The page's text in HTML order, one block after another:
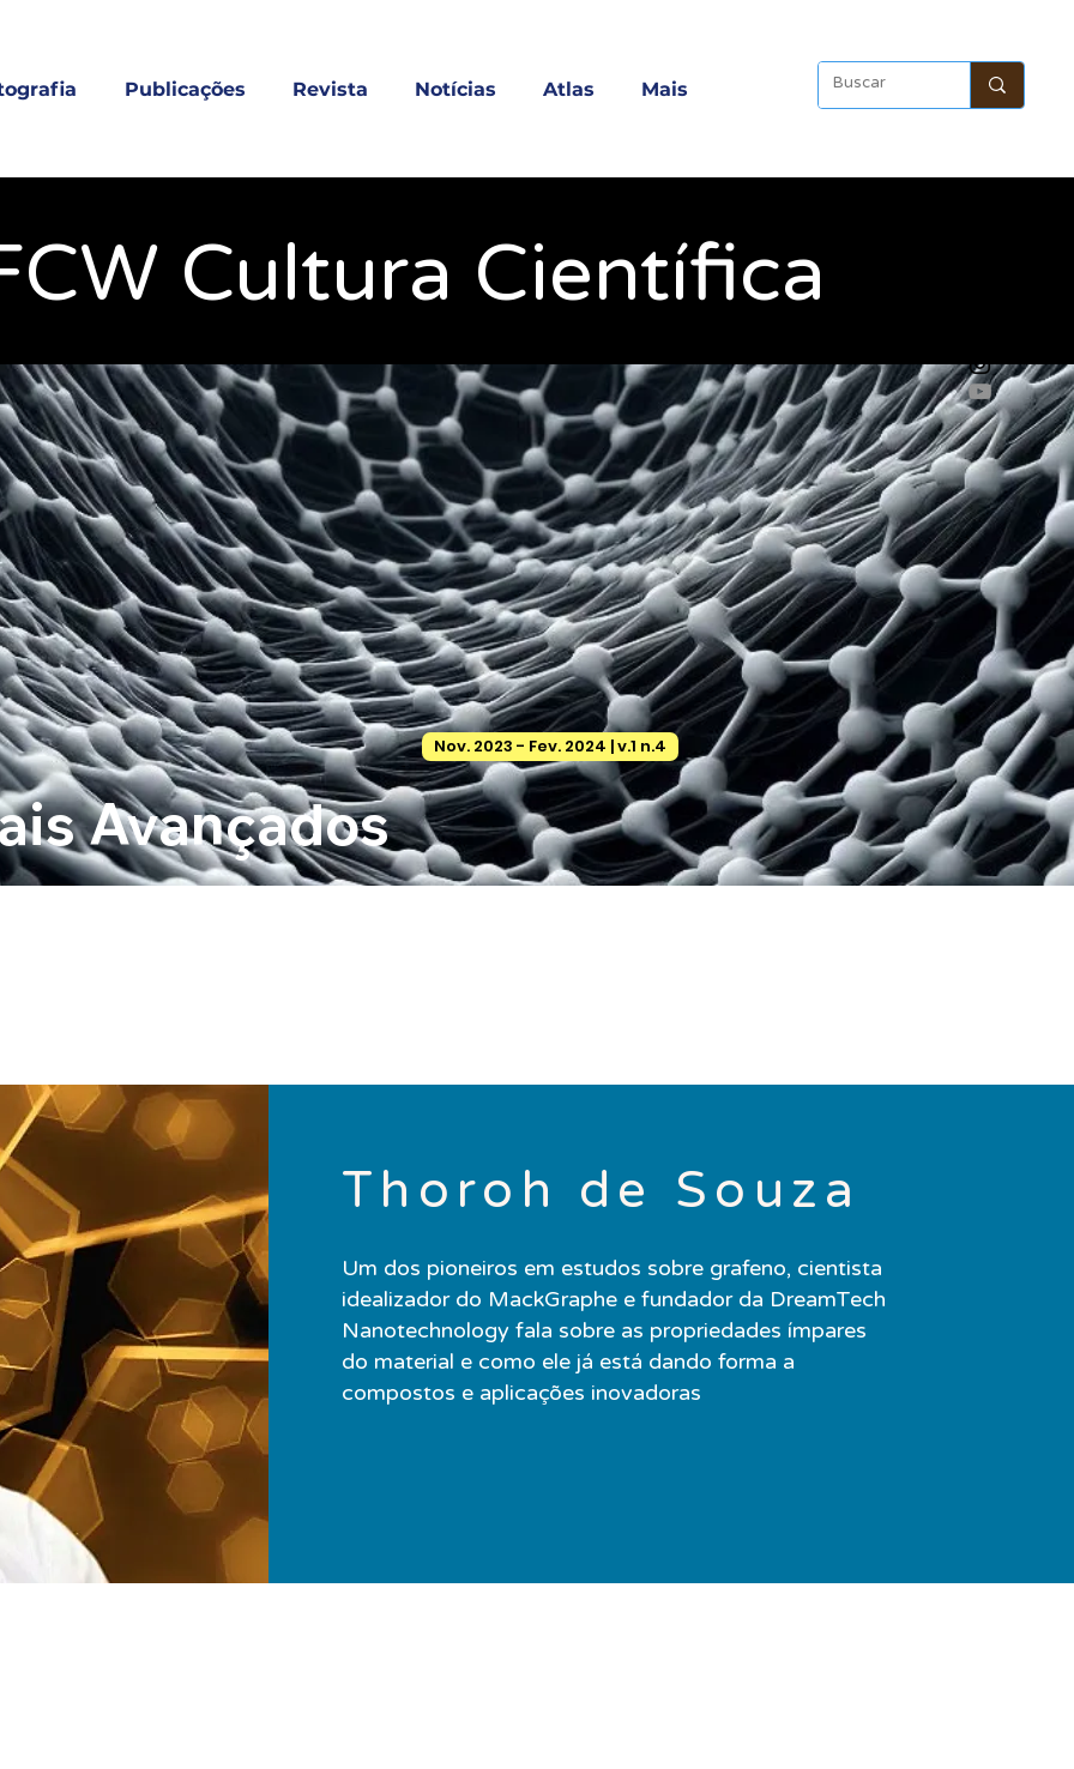
Publicações Revista Notícias Atlas Mais
Cultura Científica
Nov. 2023 - Fev. 2024 | v.1 n.4
Avançados
Thoroh de Souza
Um dos pioneiros em estudos sobre grafeno, cientista
idealizador do MackGraphe e fundador da DreamTech
Nanotechnology fala sobre as propriedades ímpares
do material e como ele já está dando forma a
compostos e aplicações inovadoras